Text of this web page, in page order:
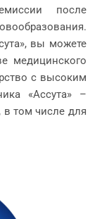
после
вы можете
медицинского
с высоким
«Ассута» –
том числе для